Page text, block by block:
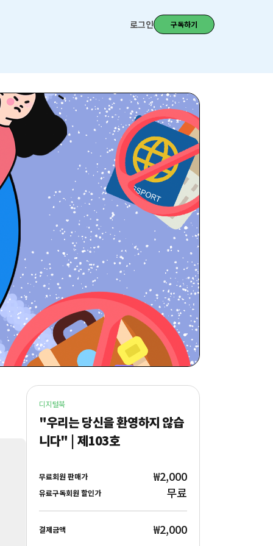
로그인 구독하기
디지털북
"우리는 당신을 환영하지 않습
니다" | 제103호
무료회원 판매가 ₩2,000
유료구독회원 할인가 무료
결제금액 ₩2,000